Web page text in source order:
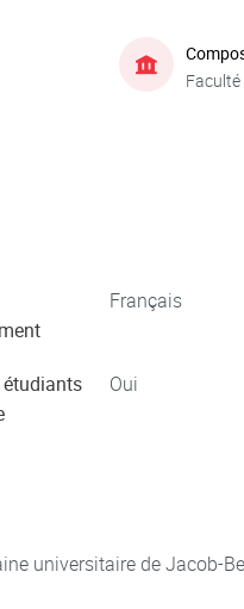
Français
étudiants
Oui
universitaire de Jacob-